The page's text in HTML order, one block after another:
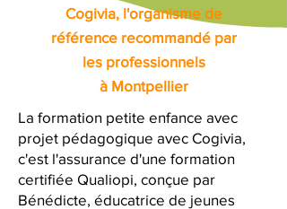
Cogivia, l'organisme de
référence recommandé par
les professionnels
à Montpellier
La formation petite enfance avec
projet pédagogique avec Cogivia,
c'est l'assurance d'une formation
certifiée Qualiopi, conçue par
Bénédicte, éducatrice de jeunes